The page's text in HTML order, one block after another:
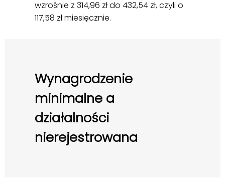
wzrośnie z 314,96 zł do 432,54 zł, czyli o
117,58 zł miesięcznie.
Wynagrodzenie
minimalne a
działalności
nierejestrowana